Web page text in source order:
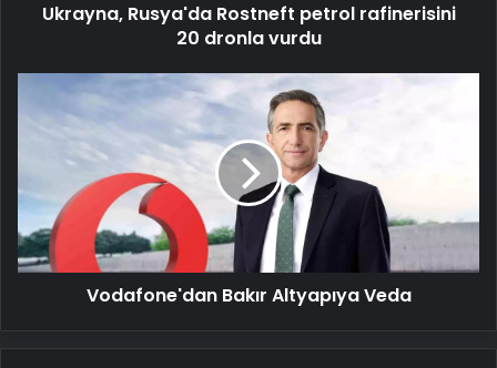
Ukrayna, Rusya'da Rostneft petrol rafinerisini
20 dronla vurdu
Vodafone'dan
Altyapıya
Vodafone'dan Bakır Altyapıya Veda